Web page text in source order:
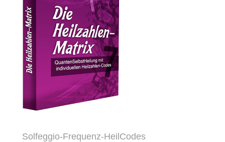
Solfeggio-Frequenz-HeilCodes